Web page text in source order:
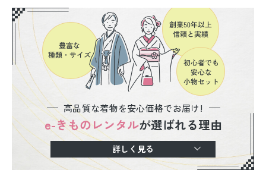
高品質な着物を安心価格でお届け!
e-きものレンタルが選ばれる理由
詳しく見る